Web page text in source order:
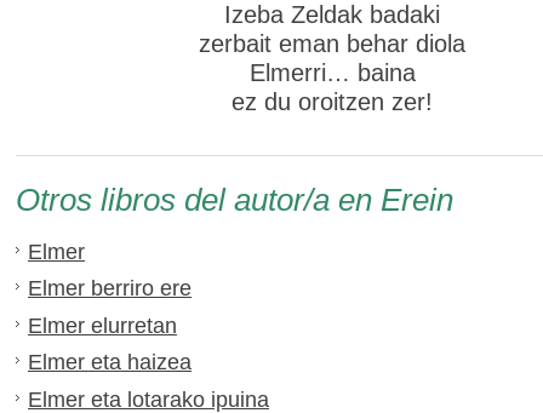
Izeba Zeldak badaki
zerbait eman behar diola
Elmerri… baina
ez du oroitzen zer!
Otros libros del autor/a en Erein
Elmer
Elmer berriro ere
Elmer elurretan
Elmer eta haizea
Elmer eta lotarako ipuina